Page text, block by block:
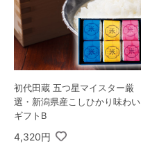
初代田蔵 五つ星マイスター厳
選・新潟県産こしひかり味わい
ギフトB
4,320円